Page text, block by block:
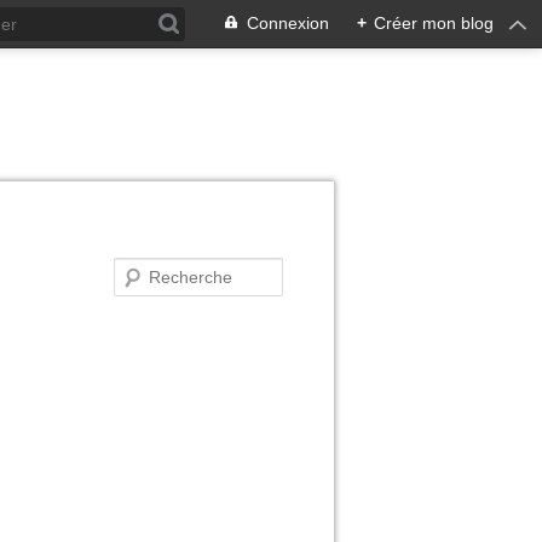
Connexion + Créer mon blog